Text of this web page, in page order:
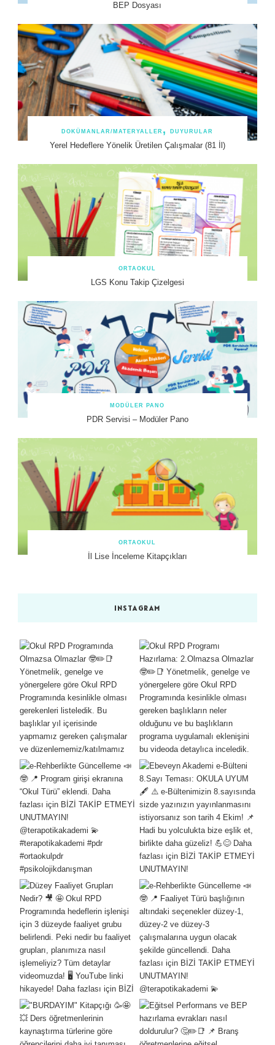
BEP Dosyası
DOKÜMANLAR/MATERYALLER DUYURULAR
Yerel Hedeflere Yönelik Üretilen Çalışmalar (81 İl)
ORTAOKUL
LGS Konu Takip Çizelgesi
MODÜLER PANO
PDR Servisi – Modüler Pano
ORTAOKUL
İl Lise İnceleme Kitapçıkları
INSTAGRAM